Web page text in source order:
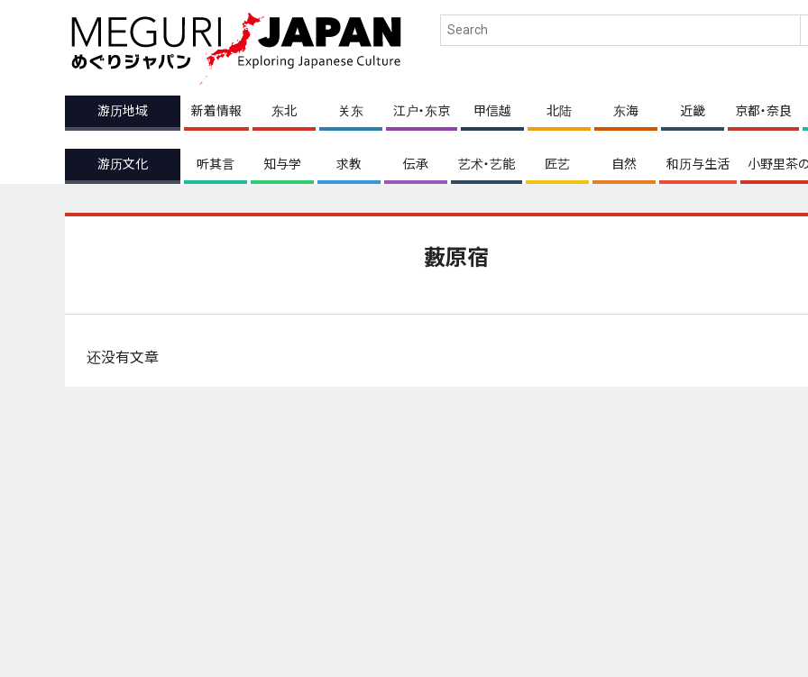
游历地域 新着情報 东北 关东 江户・东京 甲信越 北陆 东海 近畿 京都・奈良
游历文化 听其言 知与学 求教 伝承 艺术・艺能 匠艺 自然 和历与生活 小野里茶
藪原宿
还没有文章